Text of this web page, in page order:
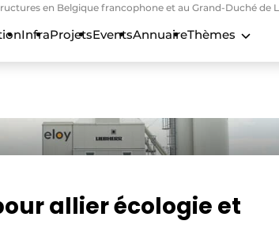
en Belgique francophone et au Grand-Duché de
InfraProjetsEventsAnnuaireThèmes
allier écologie et